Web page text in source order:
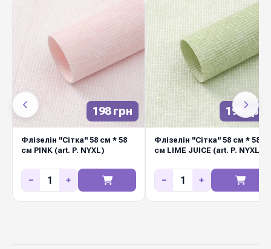
198 грн
Флізелін "Сітка" 58 см * 58
см PINK (art. P. NYXL)
− +
198 грн
Флізелін "Сітка" 58 см * 58
см LIME JUICE (art. P. NYXL)
− +